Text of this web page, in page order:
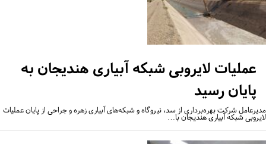
عملیات لایروبی شبکه آبیاری هندیجان به
پایان رسید
شرکت بهره‌برداری از سد، نیروگاه و شبکه‌های آبیاری زهره و جراحی از پایان عملیات
شبکه آبیاری هندیجان با…